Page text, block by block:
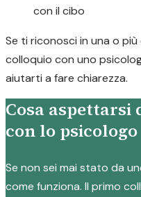
con il cibo
Se ti riconosci in una o
colloquio con uno
aiutarti a fare chiarezza.
Cosa
con lo psicologo
Se non sei mai stato da
come funziona. Il primo